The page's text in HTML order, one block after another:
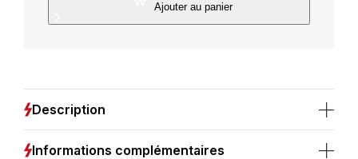
LED
15W
1450lm
3en1
Noir
IP65
Ajouter au panier
Description
Informations complémentaires